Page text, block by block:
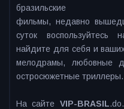
бразильские
фильмы, недавно
суток воспользуйтесь
найдите для себя и
мелодрамы, любовные
остросюжетные триллеры.
На сайте VIP-BRASIL